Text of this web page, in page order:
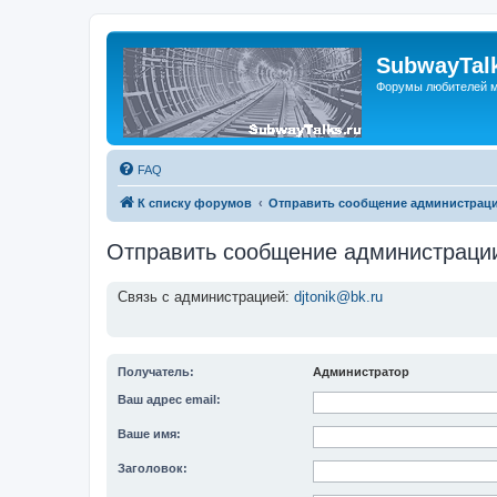
Форумы любителей
FAQ
К списку форумов Отправить сообщение
Отправить сообщение
Связь с администрацией: djtonik@bk.ru
Получатель: Администратор
Ваш адрес email:
Ваше имя:
Заголовок: